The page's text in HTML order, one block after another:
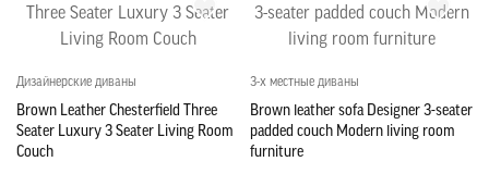
Дизайнерские диваны
Brown Leather Chesterfield Three
Seater Luxury 3 Seater Living Room
Couch
3-х местные диваны
Brown leather sofa Designer 3-seater
padded couch Modern living room
furniture